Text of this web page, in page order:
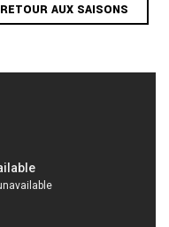
RETOUR AUX SAISONS